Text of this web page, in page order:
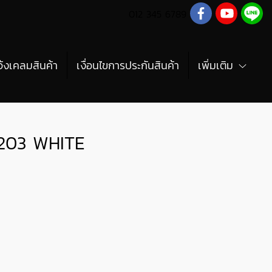
งเคลมสินค้า เงื่อนไขการประกันสินค้า เพิ่มเติม
WHITE